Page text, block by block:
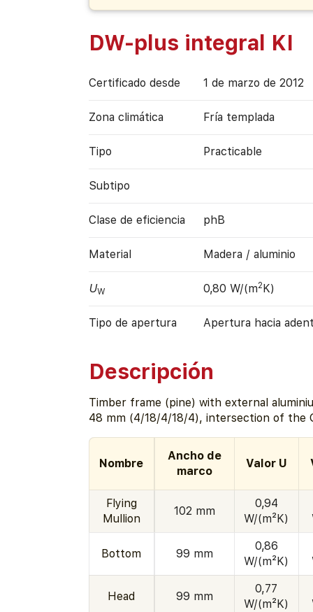
DW-plus integral KI
Certificado desde 1 de marzo de 2012
Zona climática Fría templada
Tipo Practicable
Subtipo
Clase de eficiencia phB
Material Madera / aluminio
UW 0,80 W/(m2K)
Tipo de apertura Apertura hacia
Descripción
Timber frame (pine) with external
48 mm (4/18/4/18/4), intersection of the
Nombre
Ancho de
marco
Valor U
Flying
Mullion
102 mm
0,94
W/(m²K)
Bottom 99 mm
0,86
W/(m²K)
Head 99 mm
0,77
W/(m²K)